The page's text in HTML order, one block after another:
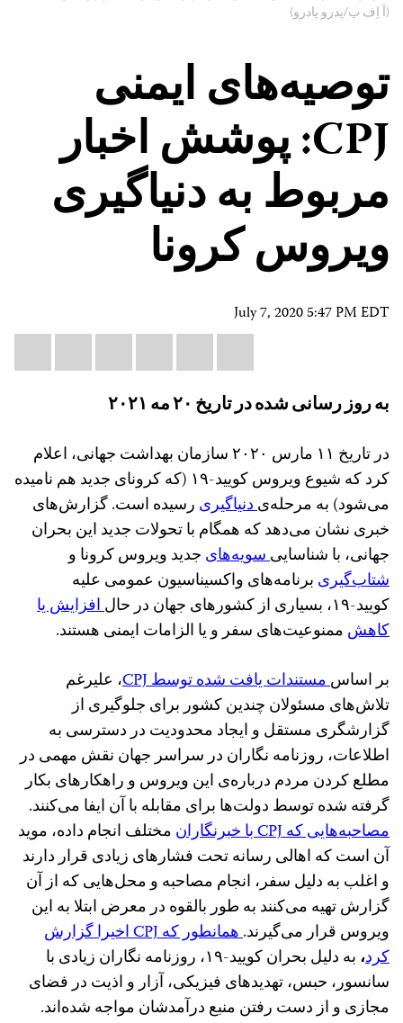
(آ اِف پ/پدرو پادرو)
توصیه‌های ایمنی
CPJ: پوشش اخبار
مربوط به دنیاگیری
ویروس کرونا
July 7, 2020 5:47 PM EDT
به روز رسانی شده در تاریخ ۲۰ مه ۲۰۲۱
در تاریخ ۱۱ مارس ۲۰۲۰ سازمان بهداشت جهانی، اعلام
کرد که شیوع ویروس کویید-۱۹ (که کرونای جدید هم نامیده
می‌شود) به مرحله‌یدنیاگیری رسیده است. گزارش‌های
خبری نشان می‌دهد که همگام با تحولات جدید این بحران
جهانی،‌ با شناساییسویه‌های جدید ویروس کرونا و
شتاب‌گیری برنامه‌های واکسیناسیون عمومی علیه
کویید-۱۹، بسیاری از کشورهای جهان در حال
افزایش یا
کاهش ممنوعیت‌های سفر و یا الزامات ایمنی هستند.
بر اساسمستندات یافت شده توسط CPJ
، علیرغم
تلاش‌های مسئولان چندین کشور برای جلوگیری از
گزارشگری مستقل و ایجاد محدودیت در دسترسی به
اطلاعات، روزنامه نگاران در سراسر جهان نقش مهمی در
مطلع کردن مردم درباره‌ی این ویروس و راهکارهای بکار
گرفته شده توسط دولت‌ها برای مقابله با آن ایفا می‌کنند.
مصاحبه‌هایی که CPJ با خبرنگاران
مختلف انجام داده، موید
آن است که اهالی رسانه تحت فشارهای زیادی قرار دارند
و اغلب به دلیل سفر، انجام مصاحبه و محل‌هایی که از آن
گزارش تهیه می‌کنند به طور بالقوه در معرض ابتلا به این
ویروس قرار می‌گیرند.همانطور که CPJ اخیرا
گزارش
کرد،‌
به دلیل بحران کویید-۱۹، روزنامه نگاران زیادی با
سانسور، حبس، تهدیدهای فیزیکی،‌ آزار و اذیت در فضای
مجازی و از دست رفتن منبع درآمدشان مواجه شده‌اند.